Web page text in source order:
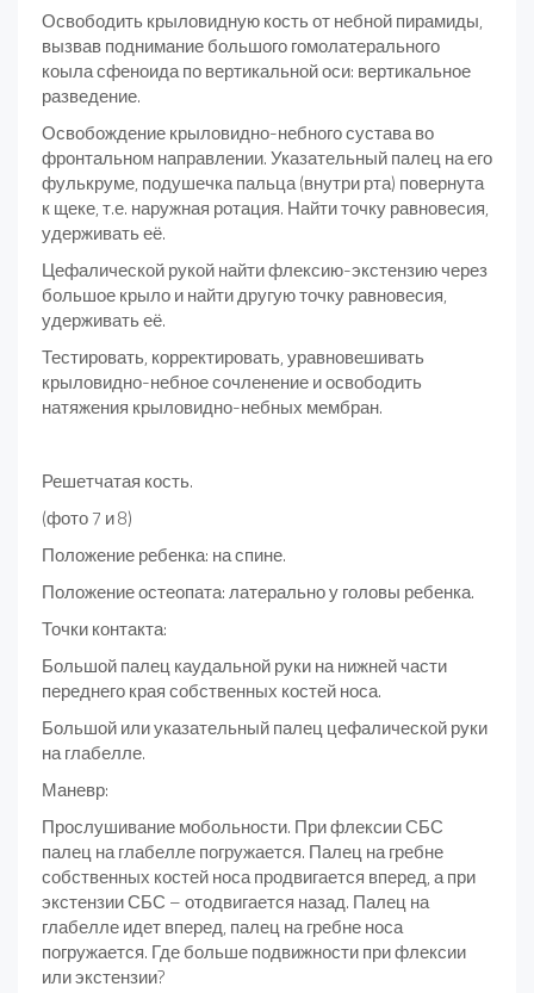
Освободить крыловидную кость от небной пирамиды,
вызвав поднимание большого гомолатерального
коыла сфеноида по вертикальной оси: вертикальное
разведение.
Освобождение крыловидно-небного сустава во
фронтальном направлении. Указательный палец на его
фулькруме, подушечка пальца (внутри рта) повернута
к щеке, т.е. наружная ротация. Найти точку равновесия,
удерживать её.
Цефалической рукой найти флексию-экстензию через
большое крыло и найти другую точку равновесия,
удерживать её.
Тестировать, корректировать, уравновешивать
крыловидно-небное сочленение и освободить
натяжения крыловидно-небных мембран.
Решетчатая кость.
(фото 7 и 8)
Положение ребенка: на спине.
Положение остеопата: латерально у головы ребенка.
Точки контакта:
Большой палец каудальной руки на нижней части
переднего края собственных костей носа.
Большой или указательный палец цефалической руки
на глабелле.
Маневр:
Прослушивание мобольности. При флексии СБС
палец на глабелле погружается. Палец на гребне
собственных костей носа продвигается вперед, а при
экстензии СБС – отодвигается назад. Палец на
глабелле идет вперед, палец на гребне носа
погружается. Где больше подвижности при флексии
или экстензии?